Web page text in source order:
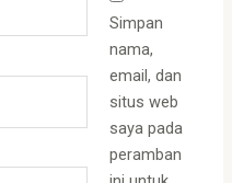
Simpan
nama,
email, dan
situs web
saya pada
peramban